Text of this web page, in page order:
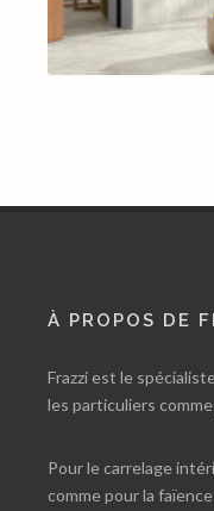
À PROPOS DE
Frazzi est le
les particuliers
Pour le carrelage
comme pour la